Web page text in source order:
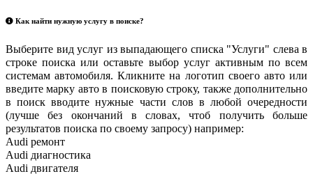
Как найти нужную услугу в поиске?
Выберите вид услуг из выпадающего списка "Услуги" слева в
строке поиска или оставьте выбор услуг активным по всем
системам автомобиля. Кликните на логотип своего авто или
введите марку авто в поисковую строку, также дополнительно
в поиск вводите нужные части слов в любой очередности
(лучше без окончаний в словах, чтоб получить больше
результатов поиска по своему запросу) например:
Audi ремонт
Audi диагностика
Audi двигателя